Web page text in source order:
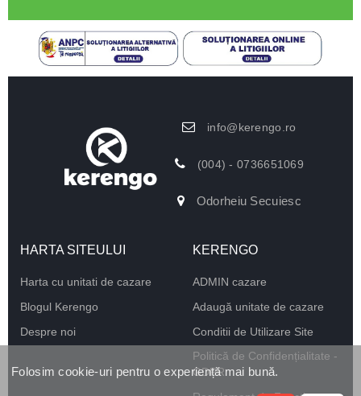
info@kerengo.ro
(004) - 0736651069
Odorheiu Secuiesc
HARTA SITEULUI
Harta cu unitati de cazare
Blogul Kerengo
Despre noi
KERENGO
ADMIN cazare
Adaugă unitate de cazare
Conditii de Utilizare Site
Politică de Confidențialitate -
GDPR
Folosim cookie-uri pentru o experiență mai bună.